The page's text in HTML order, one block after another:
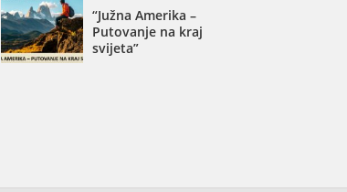
“Južna Amerika –
Putovanje na kraj
svijeta”